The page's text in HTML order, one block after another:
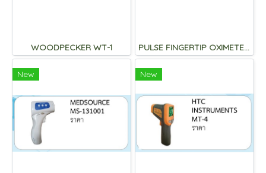
WOODPECKER WT-1 PULSE FINGERTIP OXIMETER Lk87
New New